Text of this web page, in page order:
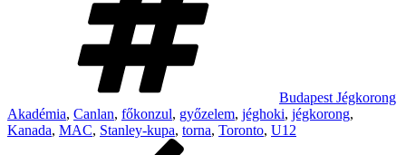
Budapest Jégkorong
Akadémia, Canlan, főkonzul, győzelem, jéghoki, jégkorong,
Kanada, MAC, Stanley-kupa, torna, Toronto, U12